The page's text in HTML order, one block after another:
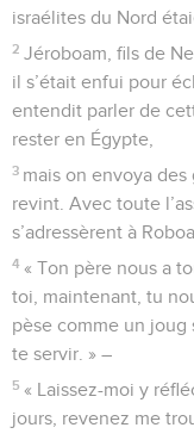
israélites du Nord
2 Jéroboam, fils de
il s’était enfui pour
entendit parler de
rester en Égypte,
3 mais on envoya des
revint. Avec toute
s’adressèrent à
4 « Ton père nous a
toi, maintenant, tu
pèse comme un joug
te servir. » –
5 « Laissez-moi y
jours, revenez me